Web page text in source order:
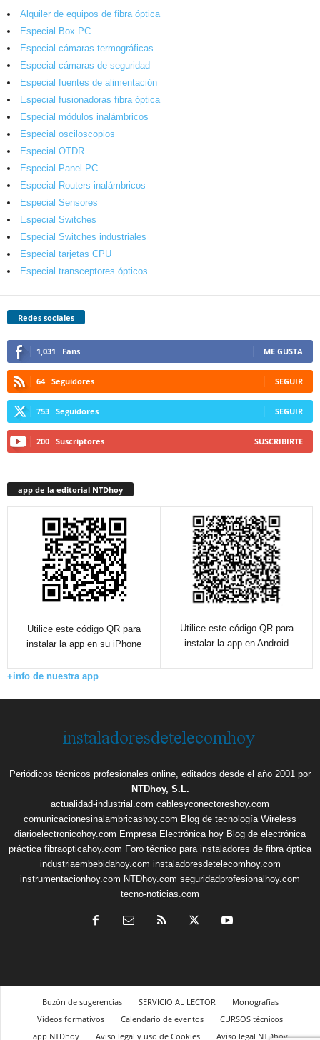
Alquiler de equipos de fibra óptica
Especial Box PC
Especial cámaras termográficas
Especial cámaras de seguridad
Especial fuentes de alimentación
Especial fusionadoras fibra óptica
Especial módulos inalámbricos
Especial osciloscopios
Especial OTDR
Especial Panel PC
Especial Routers inalámbricos
Especial Sensores
Especial Switches
Especial Switches industriales
Especial tarjetas CPU
Especial transceptores ópticos
Redes sociales
1,031 Fans ME GUSTA
64 Seguidores SEGUIR
753 Seguidores SEGUIR
200 Suscriptores SUSCRIBIRTE
app de la editorial NTDhoy
Utilice este código QR para
instalar la app en su iPhone
Utilice este código QR para
instalar la app en Android
+info de nuestra app
Periódicos técnicos profesionales online, editados desde el año 2001 por
NTDhoy, S.L.
actualidad-industrial.com cablesyconectoreshoy.com
comunicacionesinalambricashoy.com Blog de tecnología Wireless
diarioelectronicohoy.com Empresa Electrónica hoy Blog de electrónica
práctica fibraopticahoy.com Foro técnico para instaladores de fibra óptica
industriaembebidahoy.com instaladoresdetelecomhoy.com
instrumentacionhoy.com NTDhoy.com seguridadprofesionalhoy.com
tecno-noticias.com
Buzón de sugerencias SERVICIO AL LECTOR
Monografías
Vídeos formativos
Calendario de eventos
CURSOS técnicos
app NTDhoy
Aviso legal y uso de Cookies Aviso legal NTDhoy